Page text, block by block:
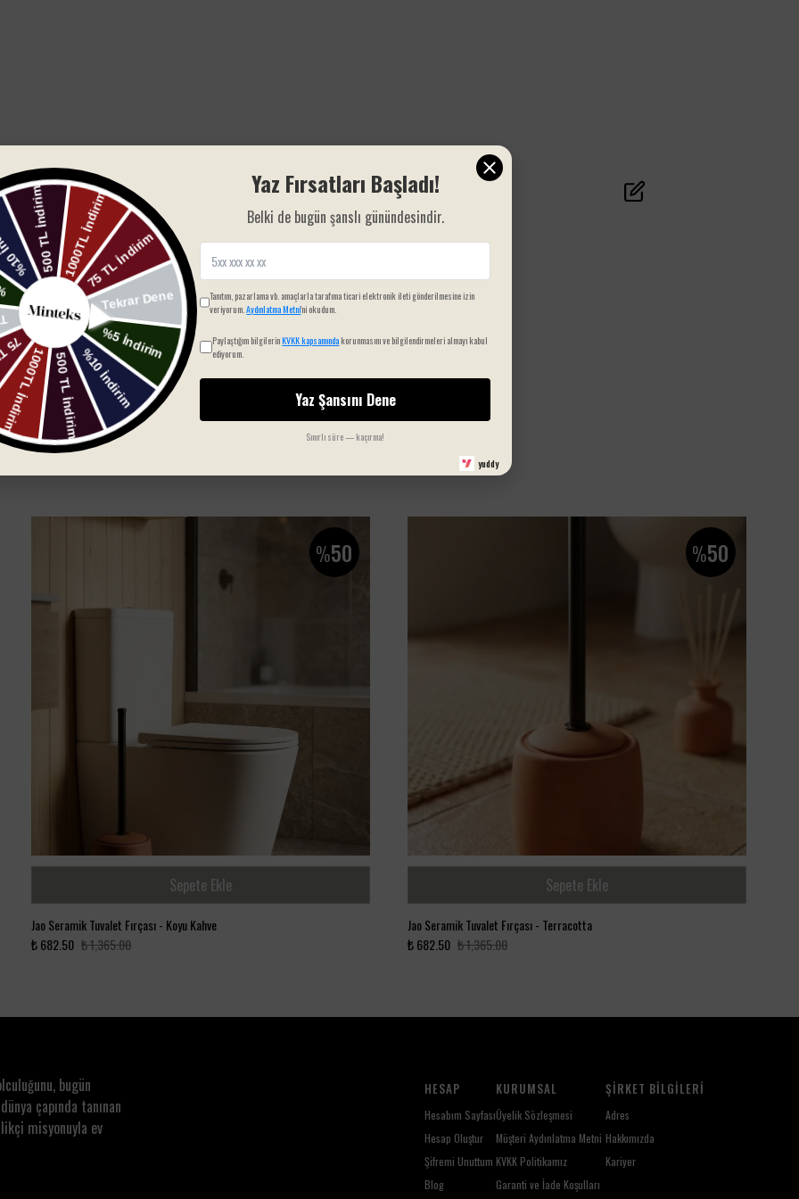
üründür.
Yorum bulunamadı
%50
Sepete Ekle
Jao Seramik Tuvalet Fırçası - Koyu Kahve
₺ 682.50 ₺ 1,365.00
%50
Sepete Ekle
Jao Seramik Tuvalet Fırçası - Terracotta
₺ 682.50 ₺ 1,365.00
bugün
çapında tanınan
misyonuyla ev
HESAP
Hesabım Sayfası
Hesap Oluştur
Şifremi Unuttum
Blog
KURUMSAL
Üyelik Sözleşmesi
Müşteri Aydınlatma Metni
KVKK Politikamız
Garanti ve İade Koşulları
ŞIRKET BILGILERI
Adres
Hakkımızda
Kariyer
Yaz Fırsatları Başladı!
Belki de bugün şanslı günündesindir.
Tanıtım, pazarlama vb. amaçlarla tarafıma ticari elektronik ileti gönderilmesine izin
veriyorum.Aydınlatma Metni'ni okudum.
Paylaştığım bilgilerinKVKK kapsamında korunmasını ve bilgilendirmeleri almayı kabul
ediyorum.
Yaz Şansını Dene
Sınırlı süre — kaçırma!
yuddy